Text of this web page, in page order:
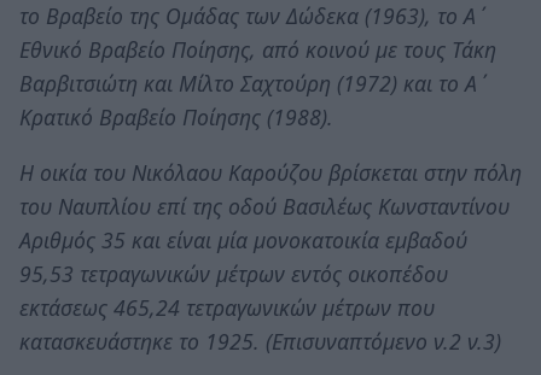
το Βραβείο της Ομάδας των Δώδεκα (1963), το Α΄
Εθνικό Βραβείο Ποίησης, από κοινού με τους Τάκη
Βαρβιτσιώτη και Μίλτο Σαχτούρη (1972) και το Α΄
Κρατικό Βραβείο Ποίησης (1988).
Η οικία του Νικόλαου Καρούζου βρίσκεται στην πόλη
του Ναυπλίου επί της οδού Βασιλέως Κωνσταντίνου
Αριθμός 35 και είναι μία μονοκατοικία εμβαδού
95,53 τετραγωνικών μέτρων εντός οικοπέδου
εκτάσεως 465,24 τετραγωνικών μέτρων που
κατασκευάστηκε το 1925. (Επισυναπτόμενο ν.2 ν.3)